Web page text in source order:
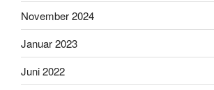
November 2024
Januar 2023
Juni 2022